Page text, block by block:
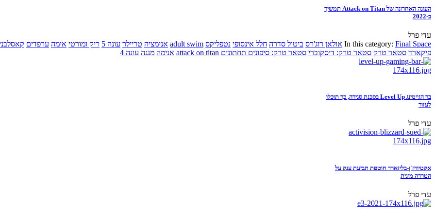
העונה האחרונה של Attack on Titan תמשיך
ב-2022
עדי פרל
In this category: Final Space אולאן רוג'רס ביטול סדרה חלל אינסופי נטפליקס adult swim אנימציה טריילר עונה 5 ריק ומורטי אימה ערפדים
פיקארד סטאר טרק סטאר טרק: דיסקוברי סטאר טרק: סיפונים תחתונים attack on titan אנימה מנגה עונה 4
בר הגיימינג Level Up בסכנת סגירה, כך תוכלו
לעזור
עדי פרל
אקטיוויז'ן-בליזארד חוטפת תביעת ענק על
הטרדה מינית
עדי פרל